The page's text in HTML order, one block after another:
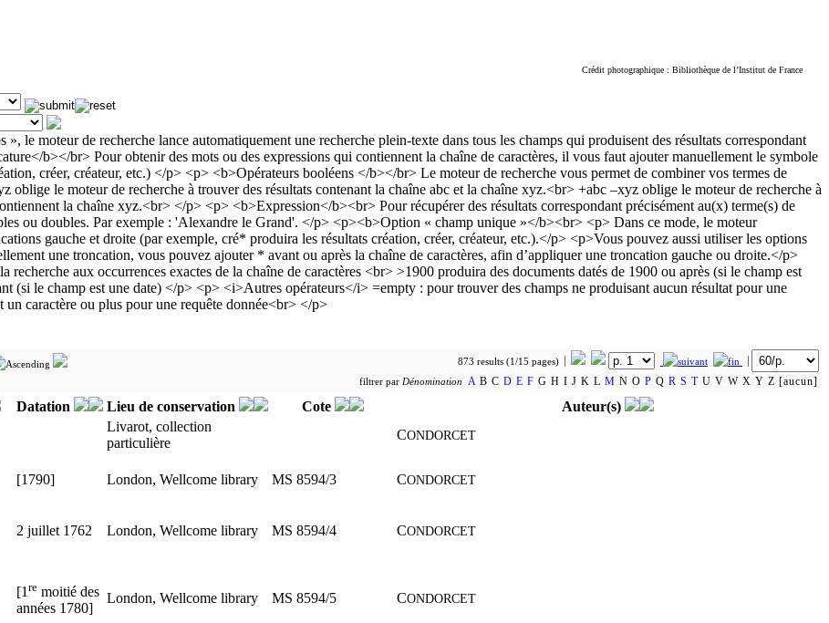
Crédit photographique : Bibliothèque de l’Institut de France
873 results (1/15 pages)
filtrer par Dénomination A B C D E F G H I J K L M N O P Q R S T U V W X Y Z [aucun]
Datation Lieu de conservation Cote
Auteur(s)
Livarot, collection
particulière
CONDORCET
[1790] London, Wellcome library MS 8594/3 CONDORCET
2 juillet 1762 London, Wellcome library MS 8594/4 CONDORCET
[1 re moitié des
années 1780]
London, Wellcome library MS 8594/5 CONDORCET